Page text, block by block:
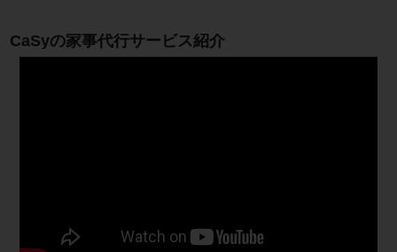
CaSyの家事代行サービス紹介